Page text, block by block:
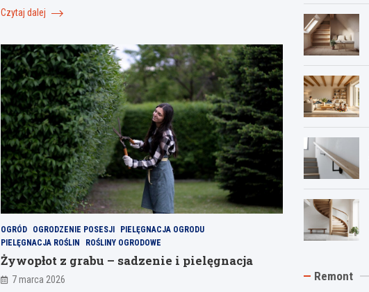
Czytaj dalej
OGRÓD OGRODZENIE POSESJI
PIELĘGNACJA OGRODU
PIELĘGNACJA ROŚLIN
ROŚLINY OGRODOWE
Żywopłot z grabu – sadzenie i pielęgnacja
7 marca 2026
Remont